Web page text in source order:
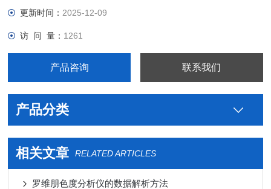
更新时间： 2025-12-09
访 问 量： 1261
产品咨询 联系我们
产品分类
相关文章 RELATED ARTICLES
罗维朋色度分析仪的数据解析方法